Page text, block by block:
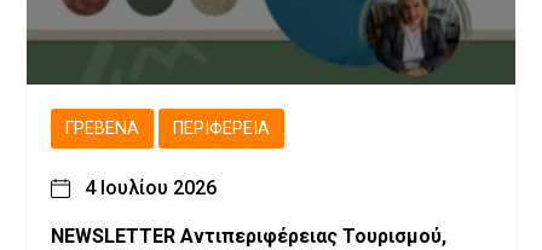
ΓΡΕΒΕΝΆ ΠΕΡΙΦΈΡΕΙΑ
4 Ιουλίου 2026
NEWSLETTER Αντιπεριφέρειας Τουρισμού,